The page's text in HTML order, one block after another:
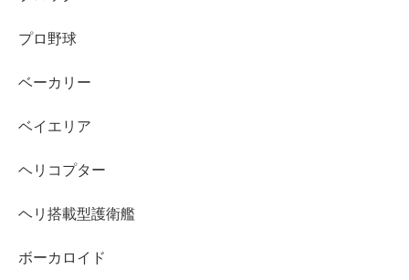
プロ野球
ベーカリー
ベイエリア
ヘリコプター
ヘリ搭載型護衛艦
ボーカロイド